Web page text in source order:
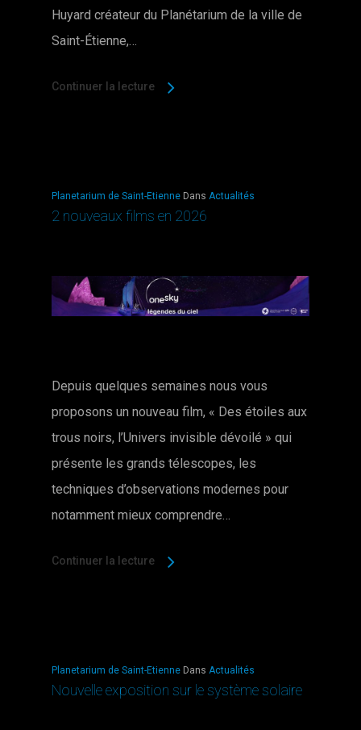
Huyard créateur du Planétarium de la ville de
Saint-Étienne,…
Continuer la lecture
Planetarium de Saint-Etienne Dans Actualités
2 nouveaux films en 2026
Depuis quelques semaines nous vous
proposons un nouveau film, « Des étoiles aux
trous noirs, l’Univers invisible dévoilé » qui
présente les grands télescopes, les
techniques d’observations modernes pour
notamment mieux comprendre…
Continuer la lecture
Planetarium de Saint-Etienne Dans Actualités
Nouvelle exposition sur le système solaire